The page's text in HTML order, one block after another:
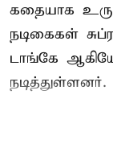
கதையாக
நடிகைகள்
டாங்கே
நடித்துள்ளனர்.